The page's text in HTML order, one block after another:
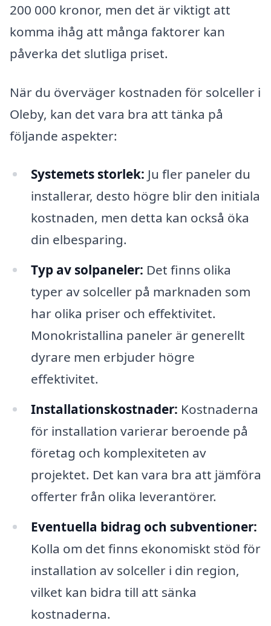
200 000 kronor, men det är viktigt att
komma ihåg att många faktorer kan
påverka det slutliga priset.
När du överväger kostnaden för solceller i
Oleby, kan det vara bra att tänka på
följande aspekter:
Systemets storlek: Ju fler paneler du
installerar, desto högre blir den initiala
kostnaden, men detta kan också öka
din elbesparing.
Typ av solpaneler: Det finns olika
typer av solceller på marknaden som
har olika priser och effektivitet.
Monokristallina paneler är generellt
dyrare men erbjuder högre
effektivitet.
Installationskostnader: Kostnaderna
för installation varierar beroende på
företag och komplexiteten av
projektet. Det kan vara bra att jämföra
offerter från olika leverantörer.
Eventuella bidrag och subventioner:
Kolla om det finns ekonomiskt stöd för
installation av solceller i din region,
vilket kan bidra till att sänka
kostnaderna.